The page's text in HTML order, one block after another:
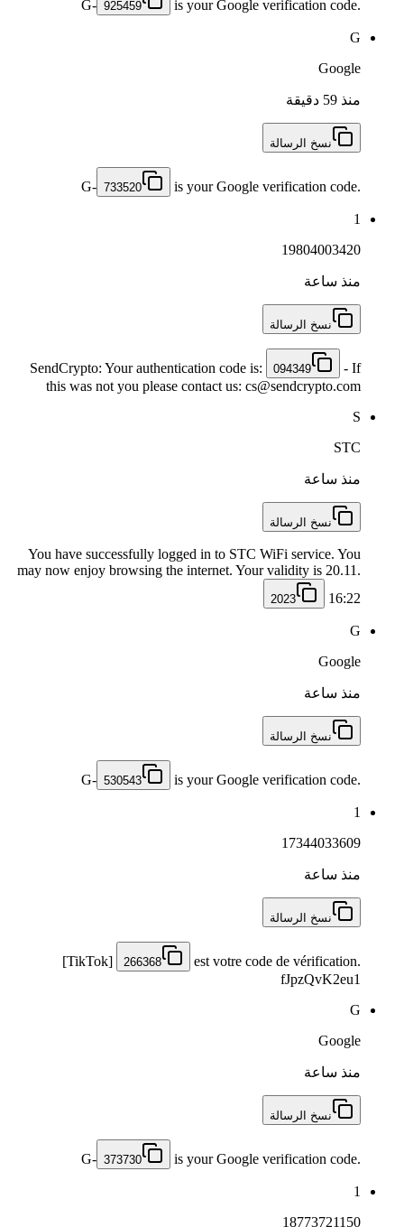
G- 925459 is your Google verification code.
G
Google
منذ 59 دقيقة
نسخ الرسالة
G- 733520 is your Google verification code.
1
19804003420
منذ ساعة
نسخ الرسالة
SendCrypto: Your authentication code is: 094349
- If
this was not you please contact us: cs@sendcrypto.com
S
STC
منذ ساعة
نسخ الرسالة
You have successfully logged in to STC WiFi service. You
may now enjoy browsing the internet. Your validity is 20.11.
2023 16:22
G
Google
منذ ساعة
نسخ الرسالة
G- 530543 is your Google verification code.
1
17344033609
منذ ساعة
نسخ الرسالة
[TikTok] 266368
est votre code de vérification.
fJpzQvK2eu1
G
Google
منذ ساعة
نسخ الرسالة
G- 373730 is your Google verification code.
1
18773721150